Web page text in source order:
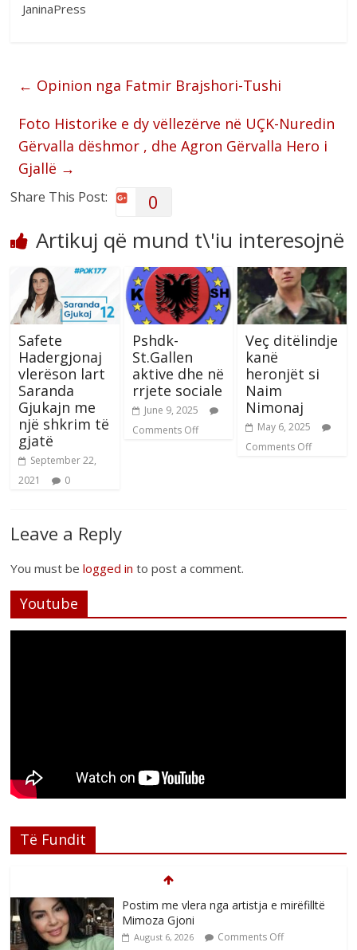
JaninaPress
← Opinion nga Fatmir Brajshori-Tushi
Foto Historike e dy vëllezërve në UÇK-Nuredin
Gërvalla dëshmor , dhe Agron Gërvalla Hero i
Gjallë →
Share This Post: 0
Artikuj që mund t\'iu interesojnë
Safete
Hadergjonaj
vlerëson lart
Saranda
Gjukajn me
një shkrim të
gjatë
September 22,
2021
0
Pshdk-
St.Gallen
aktive dhe në
rrjete sociale
June 9, 2025
Comments Off
Veç ditëlindje
kanë
heronjët si
Naim
Nimonaj
May 6, 2025
Comments Off
Leave a Reply
You must belogged in to post a comment.
Youtube
Të Fundit
Postim me vlera nga artistja e mirëfilltë
Mimoza Gjoni
August 6, 2026 Comments Off